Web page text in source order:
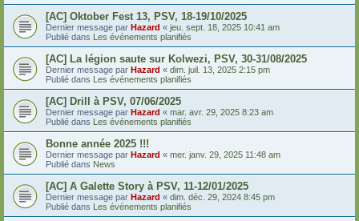
[AC] Oktober Fest 13, PSV, 18-19/10/2025
Dernier message par Hazard « jeu. sept. 18, 2025 10:41 am
Publié dans Les événements planifiés
[AC] La légion saute sur Kolwezi, PSV, 30-31/08/2025
Dernier message par Hazard « dim. juil. 13, 2025 2:15 pm
Publié dans Les événements planifiés
[AC] Drill à PSV, 07/06/2025
Dernier message par Hazard « mar. avr. 29, 2025 8:23 am
Publié dans Les événements planifiés
Bonne année 2025 !!!
Dernier message par Hazard « mer. janv. 29, 2025 11:48 am
Publié dans News
[AC] A Galette Story à PSV, 11-12/01/2025
Dernier message par Hazard « dim. déc. 29, 2024 8:45 pm
Publié dans Les événements planifiés